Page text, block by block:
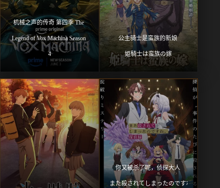
机械之声的传奇 第四季 The
Legend of Vox Machina Season
4
公主骑士是蛮族的新娘
姫騎士は蛮族の嫁
你又被杀了呢，侦探大人
また殺されてしまったのですね、